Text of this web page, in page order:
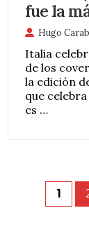
fue la
Hugo
Italia
de los
la edición
que celebra
es …
1